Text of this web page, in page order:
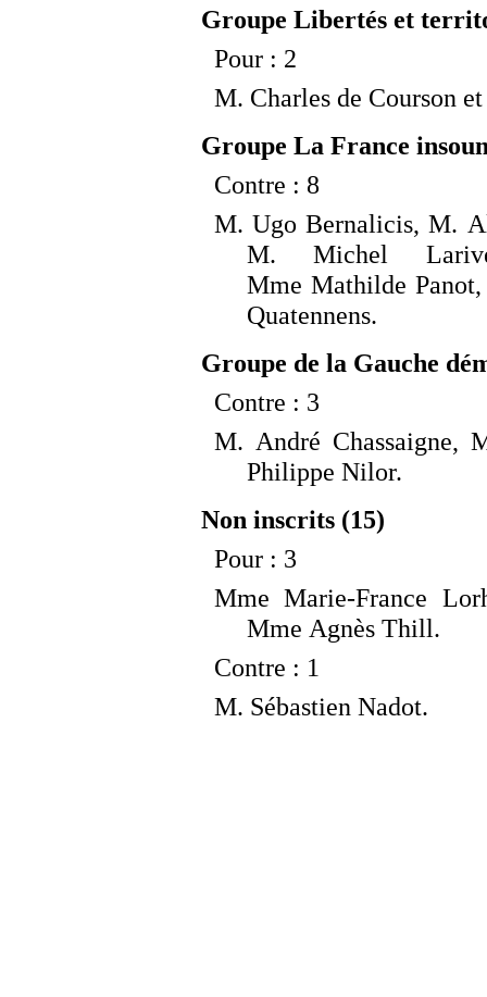
Groupe Libertés et
Pour : 2
M. Charles de Courson et
Groupe La France
Contre : 8
M. Ugo Bernalicis, M.
M.
Michel
Mme Mathilde
Quatennens.
Groupe de la Gauche
Contre : 3
M. André Chassaigne,
Philippe Nilor.
Non inscrits (15)
Pour : 3
Mme Marie-France
Mme Agnès Thill.
Contre : 1
M. Sébastien Nadot.